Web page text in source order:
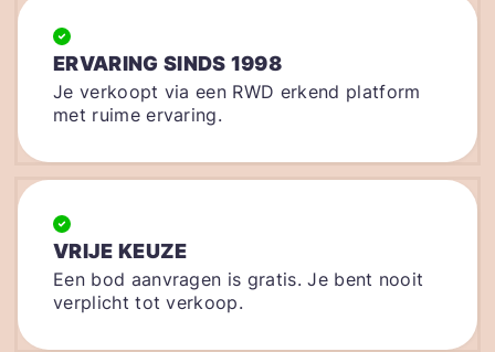
ERVARING SINDS 1998
Je verkoopt via een RWD erkend platform
met ruime ervaring.
VRIJE KEUZE
Een bod aanvragen is gratis. Je bent nooit
verplicht tot verkoop.